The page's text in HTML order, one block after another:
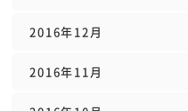
2016年12月
2016年11月